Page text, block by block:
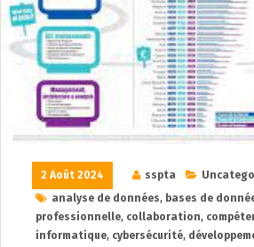
2 Août 2024 sspta
analyse de données, bases de
professionnelle, collaboration,
informatique, cybersécurité,